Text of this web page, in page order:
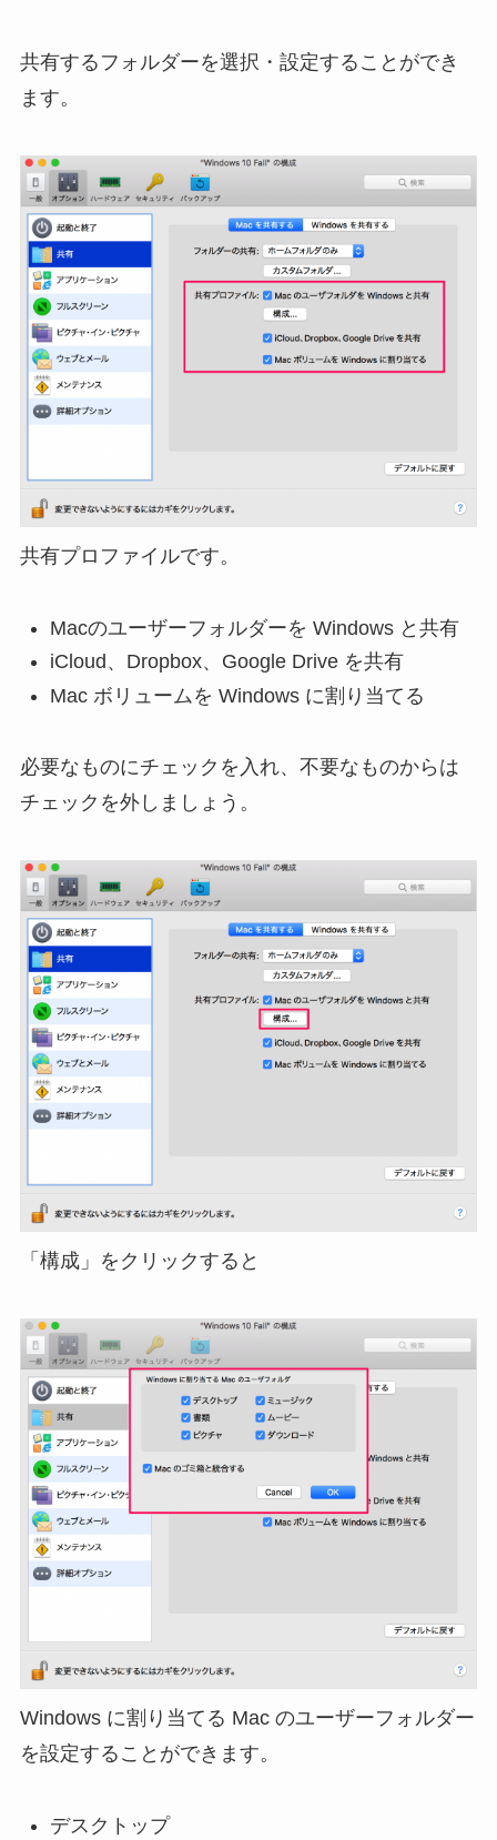
共有するフォルダーを選択・設定することができ
ます。
共有プロファイルです。
Macのユーザーフォルダーを Windows と共有
iCloud、Dropbox、Google Drive を共有
Mac ボリュームを Windows に割り当てる
必要なものにチェックを入れ、不要なものからは
チェックを外しましょう。
「構成」をクリックすると
Windows に割り当てる Mac のユーザーフォルダー
を設定することができます。
デスクトップ